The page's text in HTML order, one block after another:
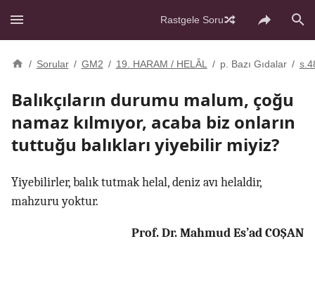
Rastgele Soru
/ Sorular / GM2 / 19. HARAM / HELÂL / p. Bazı Gıdalar /
Balıkçıların durumu malum, çoğu
namaz kılmıyor, acaba biz onların
tuttuğu balıkları yiyebilir miyiz?
Yiyebilirler, balık tutmak helal, deniz avı helaldir,
mahzuru yoktur.
Prof. Dr. Mahmud Es’ad COŞAN